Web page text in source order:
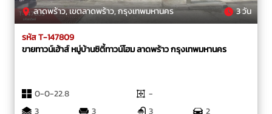
ลาดพร้าว, เขตลาดพร้าว, กรุงเทพมหานคร 3 วัน
รหัส T-147809
ขายทาวน์เฮ้าส์ หมู่บ้านซิตี้ทาวน์โฮม ลาดพร้าว กรุงเทพมหานคร
0-0-22.8
-
3
3 3
2